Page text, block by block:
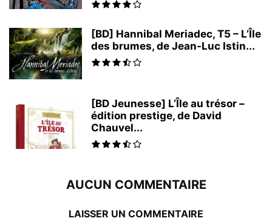
[BD] Hannibal Meriadec, T5 – L’Île
des brumes, de Jean-Luc Istin...
[BD Jeunesse] L’Île au trésor –
édition prestige, de David
Chauvel...
AUCUN COMMENTAIRE
LAISSER UN COMMENTAIRE